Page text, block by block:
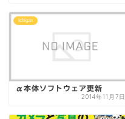
Ichigan
α本体ソフトウェア更新
2014年11月7日